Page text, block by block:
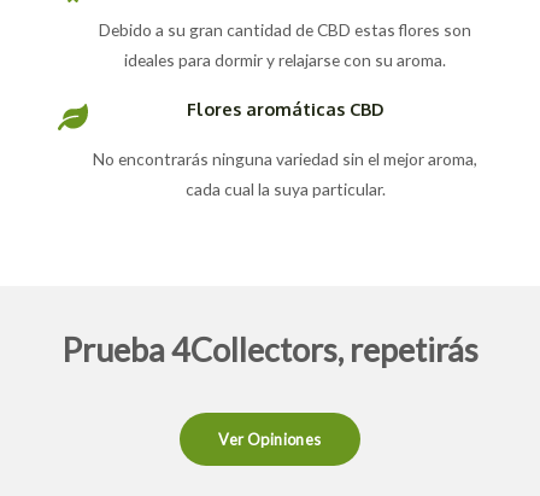
Debido a su gran cantidad de CBD estas flores son
ideales para dormir y relajarse con su aroma.
Flores aromáticas CBD
No encontrarás ninguna variedad sin el mejor aroma,
cada cual la suya particular.
Prueba 4Collectors, repetirás
Ver Opiniones